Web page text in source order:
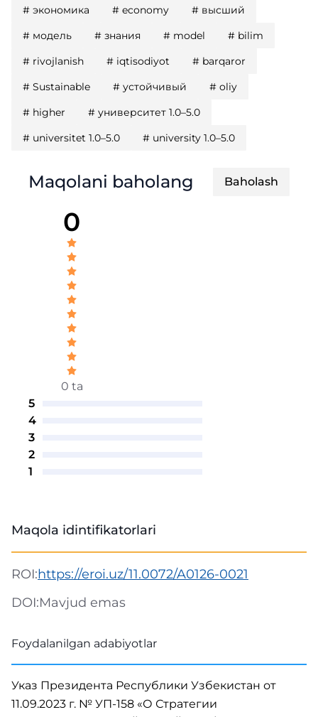
# экономика # economy # высший
# модель # знания # model # bilim
# rivojlanish # iqtisodiyot # barqaror
# Sustainable # устойчивый # oliy
# higher # университет 1.0–5.0
# universitet 1.0–5.0 # university 1.0–5.0
Maqolani baholang Baholash
0
0 ta
5
4
3
2
1
Maqola idintifikatorlari
ROI:https://eroi.uz/11.0072/A0126-0021
DOI:Mavjud emas
Foydalanilgan adabiyotlar
Указ Президента Республики Узбекистан от
11.09.2023 г. № УП-158 «О Стратегии